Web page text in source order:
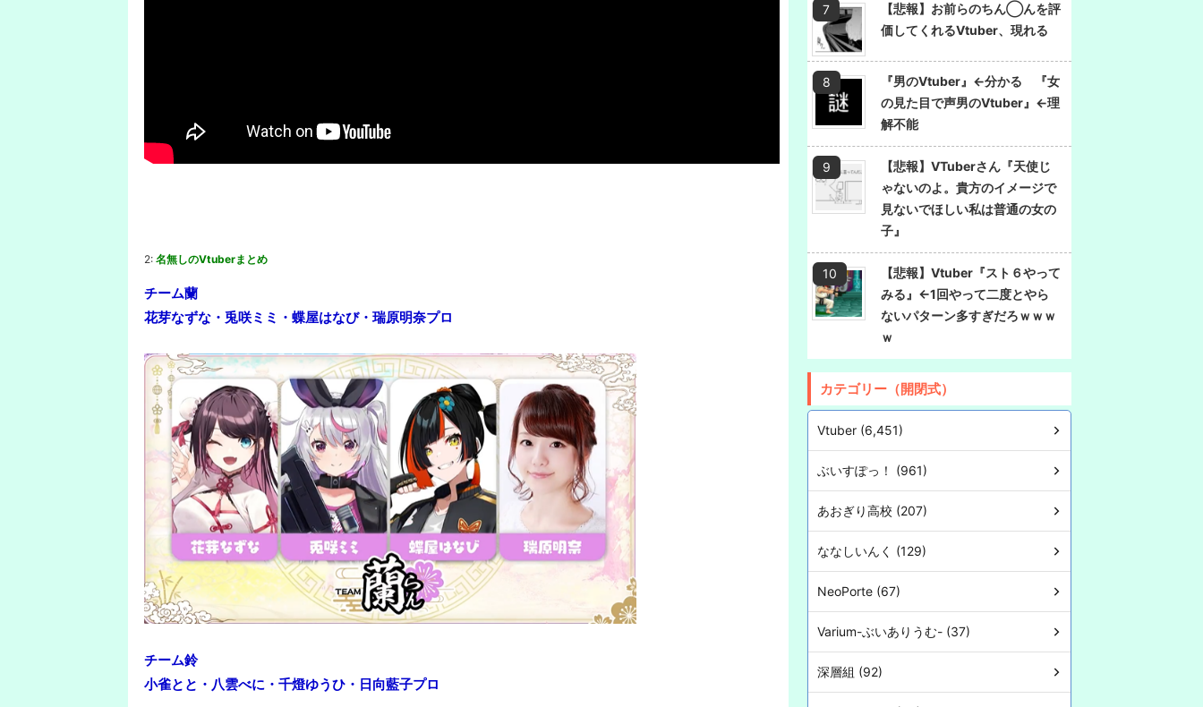
2: 名無しのVtuberまとめ
チーム蘭
花芽なずな・兎咲ミミ・蝶屋はなび・瑞原明奈プロ
チーム鈴
小雀とと・八雲べに・千燈ゆうひ・日向藍子プロ
【悲報】お前らのちん◯んを評
価してくれるVtuber、現れる
『男のVtuber』←分かる 『女
の見た目で声男のVtuber』←理
解不能
【悲報】VTuberさん『天使じ
ゃないのよ。貴方のイメージで
見ないでほしい私は普通の女の
子』
【悲報】Vtuber『スト６やって
みる』←1回やって二度とやら
ないパターン多すぎだろｗｗｗ
ｗ
カテゴリー（開閉式）
Vtuber (6,451)
ぶいすぽっ！ (961)
あおぎり高校 (207)
ななしいんく (129)
NeoPorte (67)
Varium-ぶいありうむ- (37)
深層組 (92)